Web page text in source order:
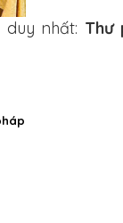
nhất: Thư